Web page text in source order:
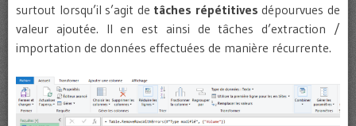
surtout lorsqu’il s’agit de tâches répétitives dépourvues de
valeur ajoutée. Il en est ainsi de tâches d’extraction /
importation de données effectuées de manière récurrente.